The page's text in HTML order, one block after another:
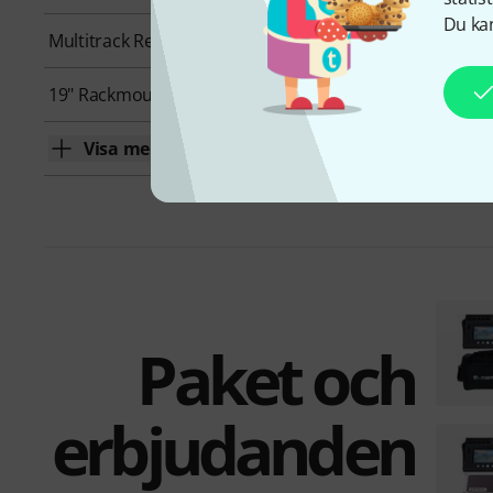
Du
Multitrack Record
19" Rackmount Yes
Visa mer
Paket och
erbjudanden